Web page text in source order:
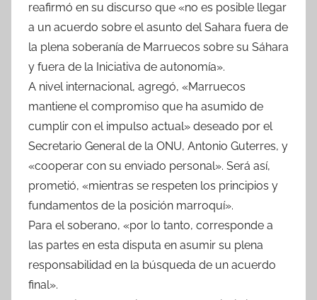
reafirmó en su discurso que «no es posible llegar
a un acuerdo sobre el asunto del Sahara fuera de
la plena soberanía de Marruecos sobre su Sáhara
y fuera de la Iniciativa de autonomía».
A nivel internacional, agregó, «Marruecos
mantiene el compromiso que ha asumido de
cumplir con el impulso actual» deseado por el
Secretario General de la ONU, Antonio Guterres, y
«cooperar con su enviado personal». Será así,
prometió, «mientras se respeten los principios y
fundamentos de la posición marroquí».
Para el soberano, «por lo tanto, corresponde a
las partes en esta disputa en asumir su plena
responsabilidad en la búsqueda de un acuerdo
final».